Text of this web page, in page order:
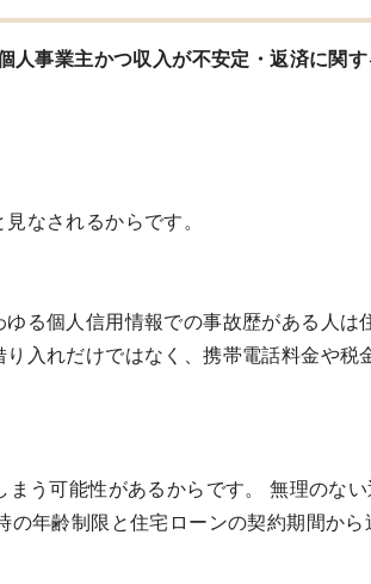
人事業主かつ収入が不安定・返済に関
なされるからです。
る個人信用情報での事故歴がある人は
入れだけではなく、携帯電話料金や税
う可能性があるからです。 無理のな
年齢制限と住宅ローンの契約期間か